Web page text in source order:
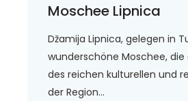
Moschee Lipnica
Džamija Lipnica, gelegen in
wunderschöne Moschee, die
des reichen kulturellen und
der Region...